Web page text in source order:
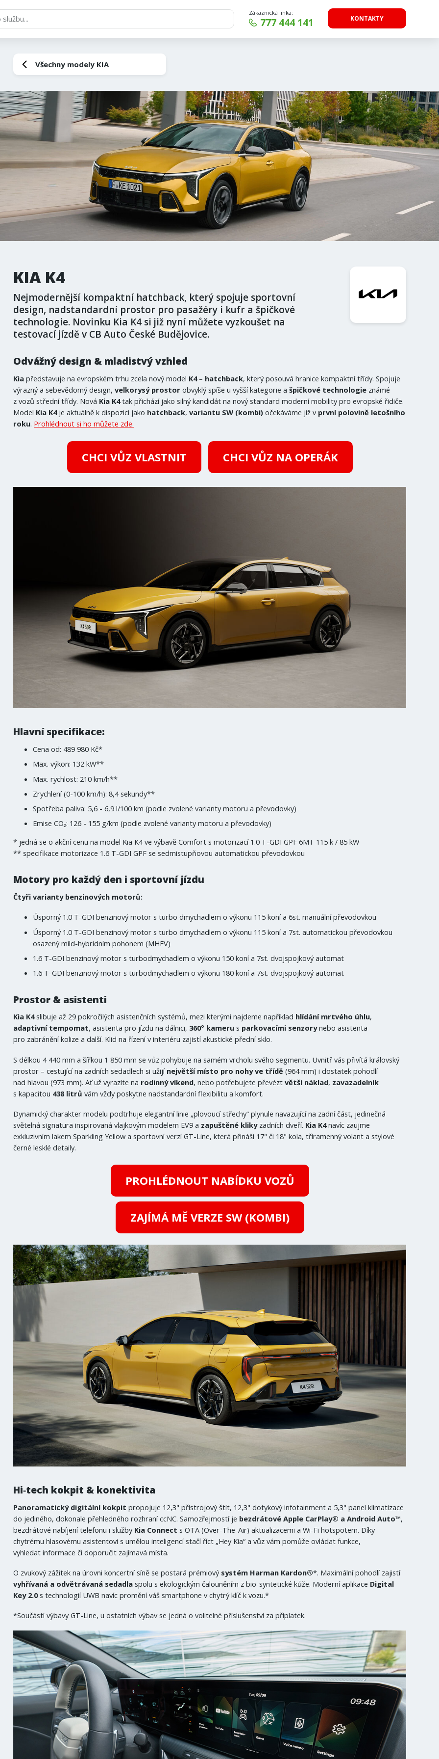
Zákaznická linka:
777 444 141 KONTAKTY
Všechny modely KIA
KIA K4
Nejmodernější kompaktní hatchback, který spojuje sportovní
design, nadstandardní prostor pro pasažéry i kufr a špičkové
technologie. Novinku Kia K4 si již nyní můžete vyzkoušet na
testovací jízdě v CB Auto České Budějovice.
Odvážný design & mladistvý vzhled
Kia představuje na evropském trhu zcela nový model K4– hatchback, který posouvá hranice kompaktní třídy. Spojuje
výrazný a sebevědomý design,velkorysý prostor obvyklý spíše u vyšší kategorie ašpičkové technologie známé
z vozů střední třídy. Nová Kia K4tak přichází jako silný kandidát na nový standard moderní mobility pro evropské řidiče.
Model Kia K4 je aktuálně k dispozici jako hatchback,variantu SW (kombi) očekáváme již v první polovině letošního
roku. Prohlédnout si ho můžete zde.
CHCI VŮZ VLASTNIT CHCI VŮZ NA OPERÁK
Hlavní specifikace:
Cena od: 489 980 Kč*
Max. výkon: 132 kW**
Max. rychlost: 210 km/h**
Zrychlení (0-100 km/h): 8,4 sekundy**
Spotřeba paliva: 5,6 - 6,9 l/100 km (podle zvolené varianty motoru a převodovky)
Emise CO₂: 126 - 155 g/km (podle zvolené varianty motoru a převodovky)
* jedná se o akční cenu na model Kia K4 ve výbavě Comfort s motorizací 1.0 T-GDI GPF 6MT 115 k / 85 kW
** specifikace motorizace 1.6 T-GDI GPF se sedmistupňovou automatickou převodovkou
Motory pro každý den i sportovní jízdu
Čtyři varianty benzinových motorů:
Úsporný 1.0 T-GDI benzinový motor s turbo dmychadlem o výkonu 115 koní a 6st. manuální převodovkou
Úsporný 1.0 T-GDI benzinový motor s turbo dmychadlem o výkonu 115 koní a 7st. automatickou převodovkou
osazený mild-hybridním pohonem (MHEV)
1.6 T-GDI benzinový motor s turbodmychadlem o výkonu 150 koní a 7st. dvojspojkový automat
1.6 T-GDI benzinový motor s turbodmychadlem o výkonu 180 koní a 7st. dvojspojkový automat
Prostor & asistenti
Kia K4slibuje až 29 pokročilých asistenčních systémů, mezi kterými najdeme například hlídání mrtvého úhlu,
adaptivní tempomat, asistenta pro jízdu na dálnici, 360° kameru s parkovacími senzorynebo asistenta
pro zabránění kolize a další. Klid na řízení v interiéru zajistí akustické přední sklo.
S délkou 4 440 mm a šířkou 1 850 mm se vůz pohybuje na samém vrcholu svého segmentu. Uvnitř vás přivítá královský
prostor – cestující na zadních sedadlech si užijí největší místo pro nohy ve třídě (964 mm) i dostatek pohodlí
nad hlavou (973 mm). Ať už vyrazíte na rodinný víkend, nebo potřebujete převéztvětší náklad, zavazadelník
s kapacitou 438 litrů vám vždy poskytne nadstandardní flexibilitu a komfort.
Dynamický charakter modelu podtrhuje elegantní linie „plovoucí střechy“ plynule navazující na zadní část, jedinečná
světelná signatura inspirovaná vlajkovým modelem EV9 a zapuštěné klikyzadních dveří. Kia K4navíc zaujme
exkluzivním lakem Sparkling Yellow a sportovní verzí GT-Line, která přináší 17" či 18" kola, tříramenný volant a stylové
černé lesklé detaily.
PROHLÉDNOUT NABÍDKU VOZŮ
ZAJÍMÁ MĚ VERZE SW (KOMBI)
Hi‑tech kokpit & konektivita
Panoramatický digitální kokpit propojuje 12,3" přístrojový štít, 12,3" dotykový infotainment a 5,3" panel klimatizace
do jediného, dokonale přehledného rozhraní ccNC. Samozřejmostí je bezdrátové Apple CarPlay® a Android Auto™,
bezdrátové nabíjení telefonu i služby Kia Connect s OTA (Over-The-Air) aktualizacemi a Wi-Fi hotspotem. Díky
chytrému hlasovému asistentovi s umělou inteligencí stačí říct „Hey Kia“ a vůz vám pomůže ovládat funkce,
vyhledat informace či doporučit zajímavá místa.
O zvukový zážitek na úrovni koncertní síně se postará prémiovýsystém Harman Kardon®*. Maximální pohodlí zajistí
vyhřívaná a odvětrávaná sedadla spolu s ekologickým čalouněním z bio-syntetické kůže. Moderní aplikace Digital
Key 2.0s technologií UWB navíc promění váš smartphone v chytrý klíč k vozu.*
*Součástí výbavy GT-Line, u ostatních výbav se jedná o volitelné příslušenství za příplatek.